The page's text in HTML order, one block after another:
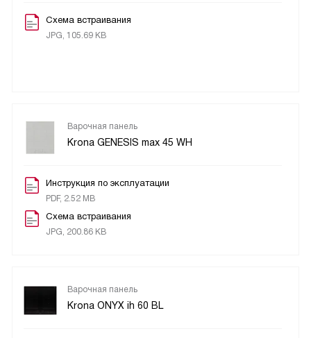
Схема встраивания
JPG, 105.69 KB
Варочная панель
Krona GENESIS max 45 WH
Инструкция по эксплуатации
PDF, 2.52 MB
Схема встраивания
JPG, 200.86 KB
Варочная панель
Krona ONYX ih 60 BL